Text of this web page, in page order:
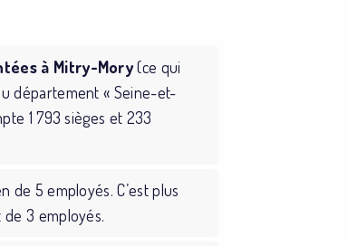
à Mitry-Mory(ce qui
département « Seine-et-
1 793 sièges et 233
de 5 employés. C’est plus
3 employés.